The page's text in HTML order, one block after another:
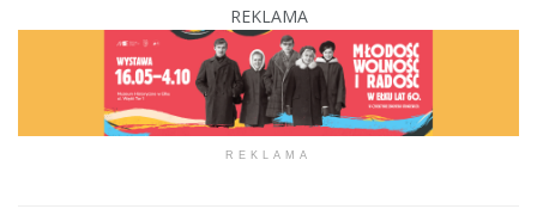
REKLAMA
REKLAMA